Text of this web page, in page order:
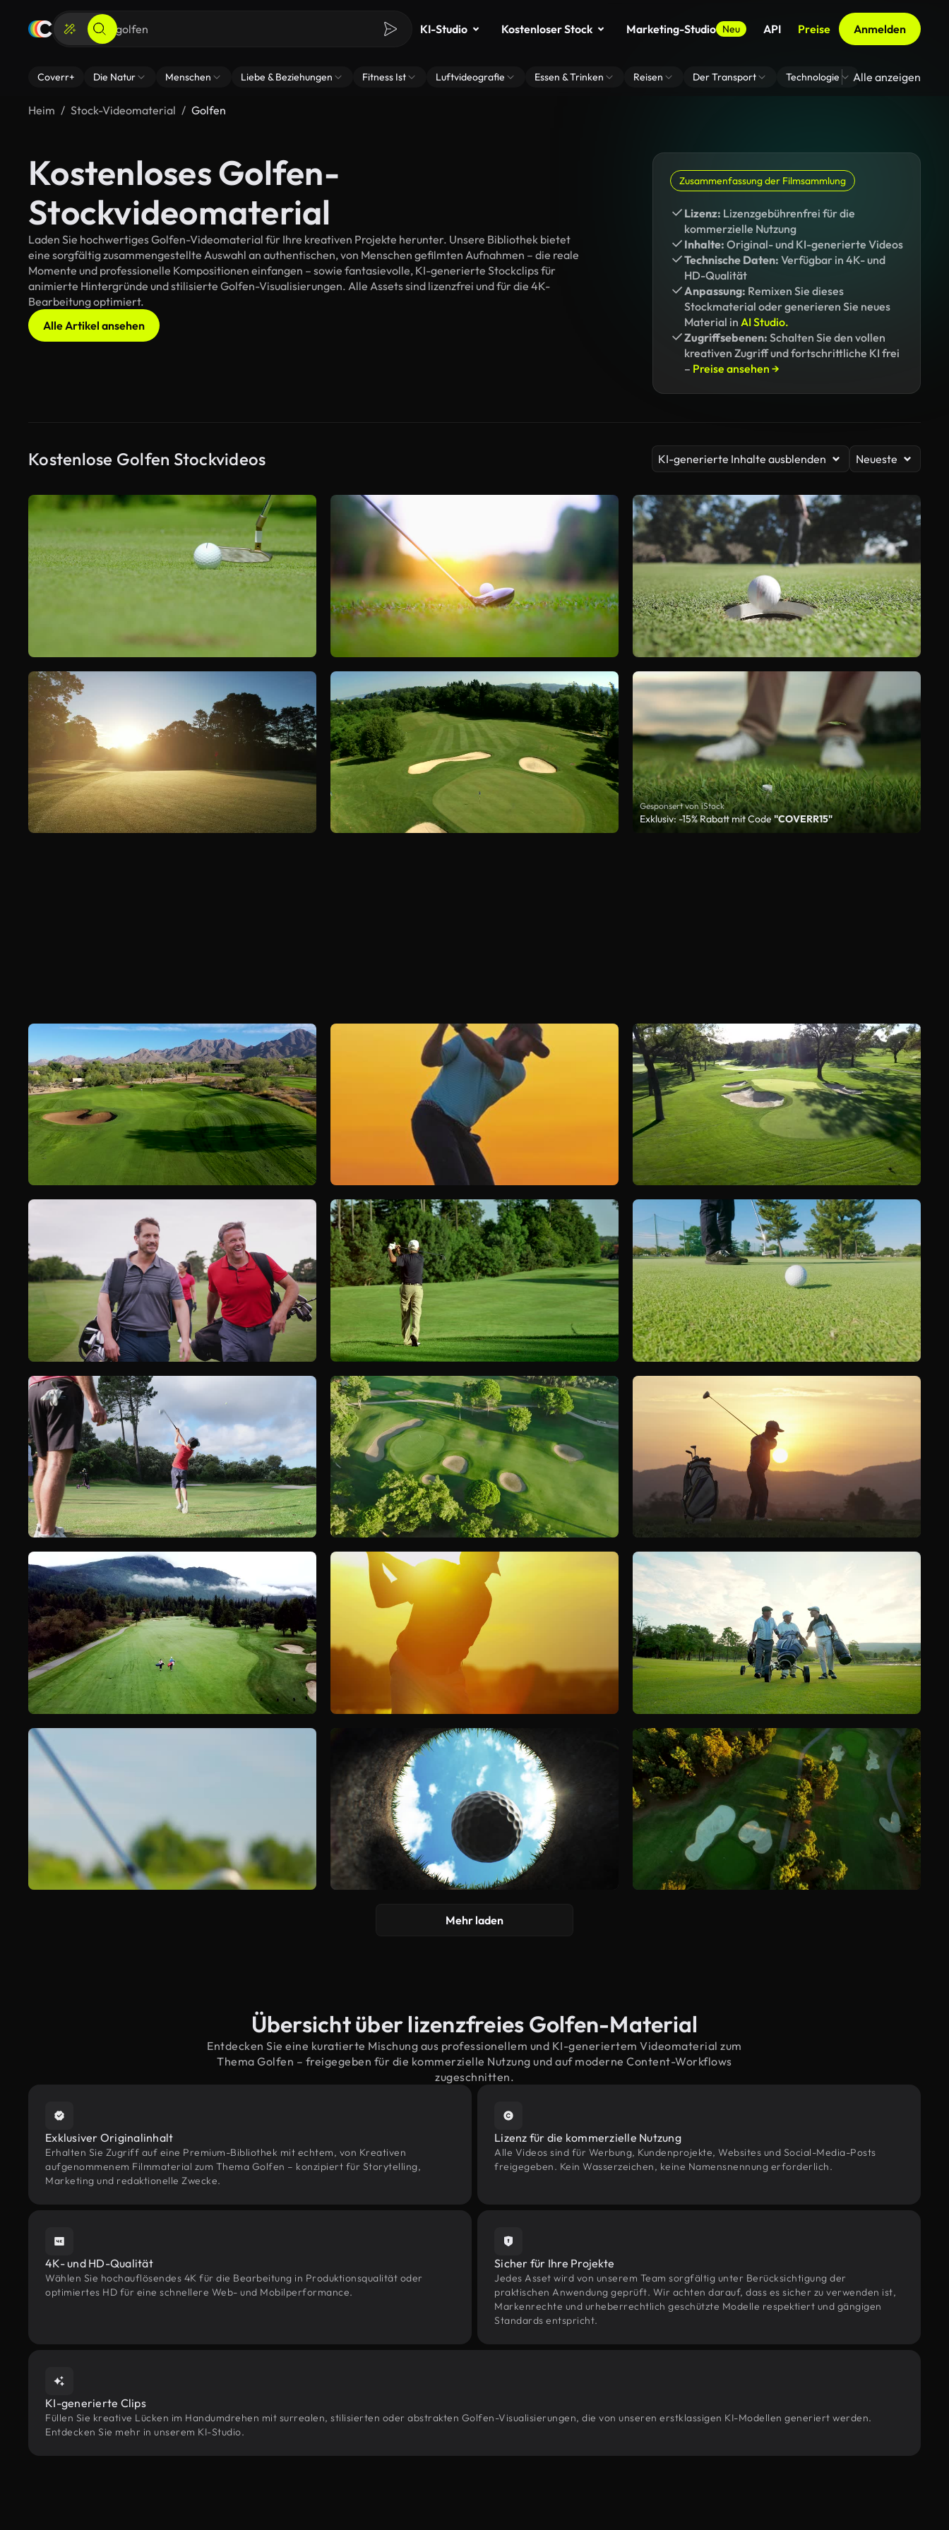
KI-Studio Kostenloser Stock Marketing-Studio Neu API Preise Anmelden
Coverr+ Die Natur Menschen Liebe & Beziehungen Fitness Ist Luftvideografie Essen & Trinken Reisen Der Transport Technologie Zoom Virtuelle
Alle anzeigen
Heim Stock-Videomaterial Golfen
Kostenloses Golfen-
Stockvideomaterial
Laden Sie hochwertiges Golfen-Videomaterial für Ihre kreativen Projekte herunter. Unsere Bibliothek bietet
eine sorgfältig zusammengestellte Auswahl an authentischen, von Menschen gefilmten Aufnahmen – die reale
Momente und professionelle Kompositionen einfangen – sowie fantasievolle, KI-generierte Stockclips für
animierte Hintergründe und stilisierte Golfen-Visualisierungen. Alle Assets sind lizenzfrei und für die 4K-
Bearbeitung optimiert.
Alle Artikel ansehen
Zusammenfassung der Filmsammlung
Lizenz: Lizenzgebührenfrei für die
kommerzielle Nutzung
Inhalte: Original- und KI-generierte Videos
Technische Daten: Verfügbar in 4K- und
HD-Qualität
Anpassung: Remixen Sie dieses
Stockmaterial oder generieren Sie neues
Material in AI Studio.
Zugriffsebenen: Schalten Sie den vollen
kreativen Zugriff und fortschrittliche KI frei
– Preise ansehen →
Kostenlose Golfen Stockvideos KI-generierte Inhalte ausblenden Neueste
Gesponsert von iStock
Exklusiv: -15% Rabatt mit Code"COVERR15"
Mehr laden
Übersicht über lizenzfreies Golfen-Material
Entdecken Sie eine kuratierte Mischung aus professionellem und KI-generiertem Videomaterial zum
Thema Golfen – freigegeben für die kommerzielle Nutzung und auf moderne Content-Workflows
zugeschnitten.
Exklusiver Originalinhalt
Erhalten Sie Zugriff auf eine Premium-Bibliothek mit echtem, von Kreativen
aufgenommenem Filmmaterial zum Thema Golfen – konzipiert für Storytelling,
Marketing und redaktionelle Zwecke.
Lizenz für die kommerzielle Nutzung
Alle Videos sind für Werbung, Kundenprojekte, Websites und Social-Media-Posts
freigegeben. Kein Wasserzeichen, keine Namensnennung erforderlich.
4K- und HD-Qualität
Wählen Sie hochauflösendes 4K für die Bearbeitung in Produktionsqualität oder
optimiertes HD für eine schnellere Web- und Mobilperformance.
Sicher für Ihre Projekte
Jedes Asset wird von unserem Team sorgfältig unter Berücksichtigung der
praktischen Anwendung geprüft. Wir achten darauf, dass es sicher zu verwenden ist,
Markenrechte und urheberrechtlich geschützte Modelle respektiert und gängigen
Standards entspricht.
KI-generierte Clips
Füllen Sie kreative Lücken im Handumdrehen mit surrealen, stilisierten oder abstrakten Golfen-Visualisierungen, die von unseren erstklassigen KI-Modellen generiert werden.
Entdecken Sie mehr in unserem KI-Studio.